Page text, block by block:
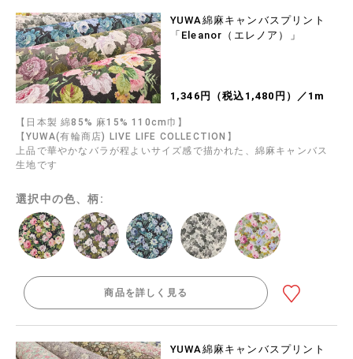
YUWA綿麻キャンバスプリント
「Eleanor（エレノア）」
1,346円（税込1,480円）／1m
【日本製 綿85% 麻15% 110cm巾】
【YUWA(有輪商店) LIVE LIFE COLLECTION】
上品で華やかなバラが程よいサイズ感で描かれた、綿麻キャンバス
生地です
選択中の色、柄:
商品を詳しく見る
YUWA綿麻キャンバスプリント